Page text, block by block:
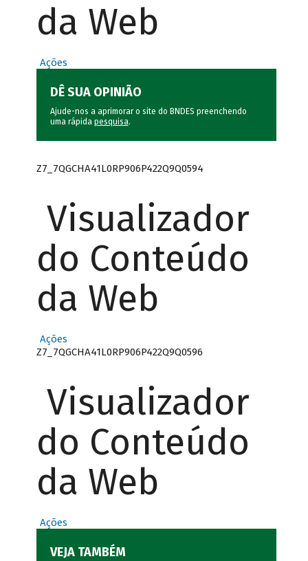
da Web
Ações
DÊ SUA OPINIÃO
Ajude-nos a aprimorar o site do BNDES preenchendo
uma rápida pesquisa.
Z7_7QGCHA41L0RP906P422Q9Q0594
Visualizador
do Conteúdo
da Web
Ações
Z7_7QGCHA41L0RP906P422Q9Q0596
Visualizador
do Conteúdo
da Web
Ações
VEJA TAMBÉM